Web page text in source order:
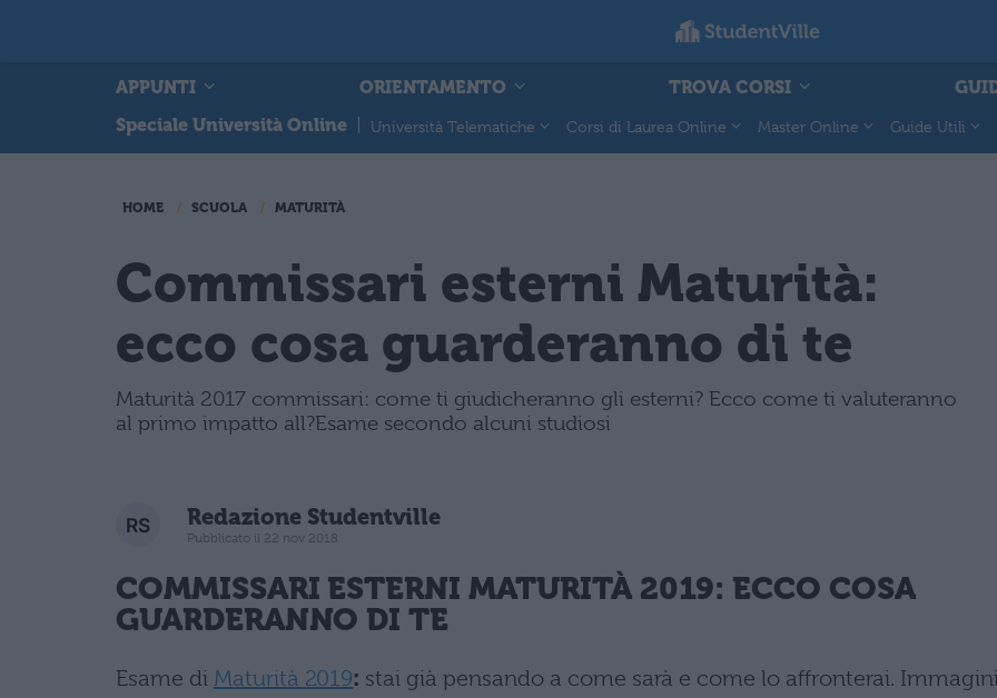
APPUNTI ORIENTAMENTO TROVA CORSI
Speciale Università Online
Università Telematiche Corsi di Laurea Online Master Online Guide Utili
HOME SCUOLA MATURITÀ
Commissari esterni Maturità:
ecco cosa guarderanno di te
Maturità 2017 commissari: come ti giudicheranno gli esterni? Ecco come ti valuteranno
al primo impatto all?Esame secondo alcuni studiosi
Redazione Studentville
Pubblicato il 22 nov 2018
COMMISSARI ESTERNI MATURITÀ 2019: ECCO COSA
GUARDERANNO DI TE
Esame di Maturità 2019: stai già pensando a come sarà e come lo affronterai.